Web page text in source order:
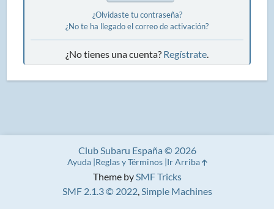
¿Olvidaste tu contraseña?
¿No te ha llegado el correo de activación?
¿No tienes una cuenta? Regístrate
Theme bySMF Tricks
SMF 2.1.3 © 2022,Simple Machines
Club Subaru España © 2026
Ayuda Reglas y Términos Ir Arriba